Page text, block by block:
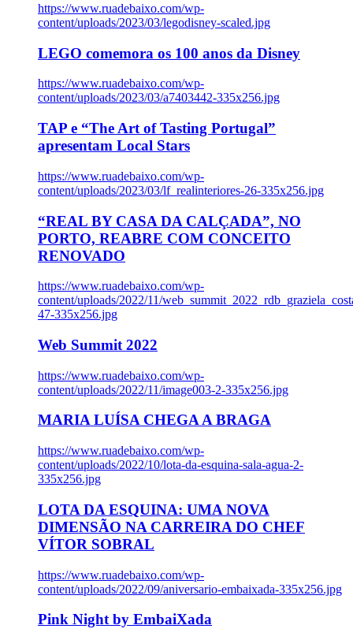
https://www.ruadebaixo.com/wp-
content/uploads/2023/03/legodisney-scaled.jpg
LEGO comemora os 100 anos da Disney
https://www.ruadebaixo.com/wp-
content/uploads/2023/03/a7403442-335x256.jpg
TAP e “The Art of Tasting Portugal”
apresentam Local Stars
https://www.ruadebaixo.com/wp-
content/uploads/2023/03/lf_realinteriores-26-335x256.jpg
“REAL BY CASA DA CALÇADA”, NO
PORTO, REABRE COM CONCEITO
RENOVADO
https://www.ruadebaixo.com/wp-
content/uploads/2022/11/
47-335x256.jpg
Web Summit 2022
https://www.ruadebaixo.com/wp-
content/uploads/2022/11/image003-2-335x256.jpg
MARIA LUÍSA CHEGA A BRAGA
https://www.ruadebaixo.com/wp-
content/uploads/2022/10/lota-da-esquina-sala-agua-2-
335x256.jpg
LOTA DA ESQUINA: UMA NOVA
DIMENSÃO NA CARREIRA DO CHEF
VÍTOR SOBRAL
https://www.ruadebaixo.com/wp-
content/uploads/2022/09/aniversario-embaixada-335x256.jpg
Pink Night by EmbaiXada